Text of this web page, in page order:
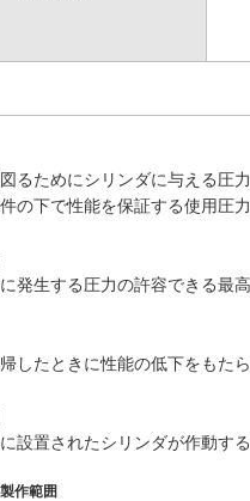
るためにシリンダに与える圧力
の下で性能を保証する使用圧
発生する圧力の許容できる最
したときに性能の低下をもた
設置されたシリンダが作動する
作範囲